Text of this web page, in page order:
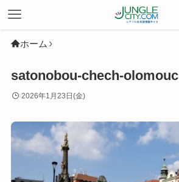
ホーム
satonobou-chech-olomouc
2026年1月23日(金)